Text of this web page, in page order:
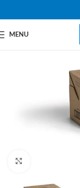
MENU